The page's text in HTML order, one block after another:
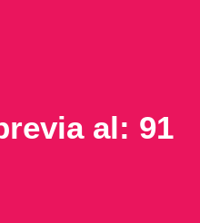
al: 91